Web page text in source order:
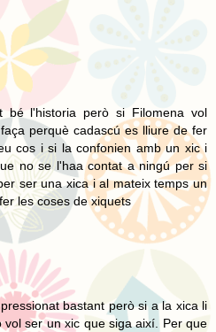
bé l'historia però si Filomena vol
perquè cadascú es lliure de fer
cos i si la confonien amb un xic i
no se l'haa contat a ningú per si
ser una xica i al mateix temps un
les coses de xiquets
bastant però si a la xica li
vol ser un xic que siga així. Per que